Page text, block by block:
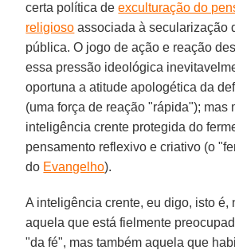
certa política deexculturação do
religioso associada à secularização
pública. O jogo de ação e reação
essa pressão ideológica
oportuna a atitude apologética da
(uma força de reação "rápida"); mas
inteligência crente protegida do
pensamento reflexivo e criativo (o
do Evangelho).
A inteligência crente, eu digo, isto é,
aquela que está fielmente
"da fé", mas também aquela que